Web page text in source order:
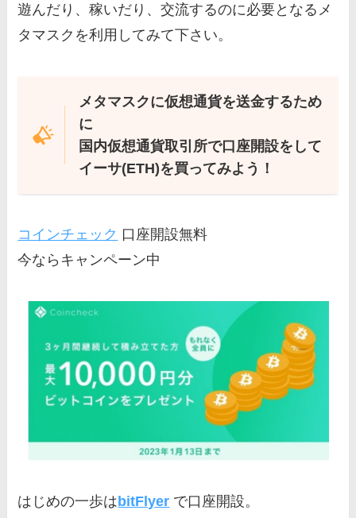
遊んだり、稼いだり、交流するのに必要となるメ
タマスクを利用してみて下さい。
メタマスクに仮想通貨を送金するため
に
国内仮想通貨取引所で口座開設をして
イーサ(ETH)を買ってみよう！
コインチェック 口座開設無料
今ならキャンペーン中
はじめの一歩は bitFlyer で口座開設。